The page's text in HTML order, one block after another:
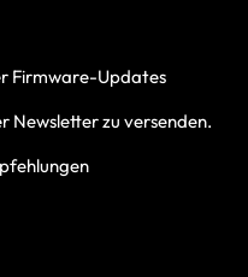
Firmware-Updates
Newsletter zu versenden.